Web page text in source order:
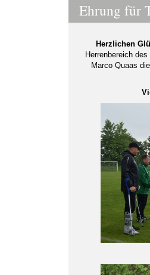
Ehrung für
Herzlichen
Herrenbereich
Marco Quaas